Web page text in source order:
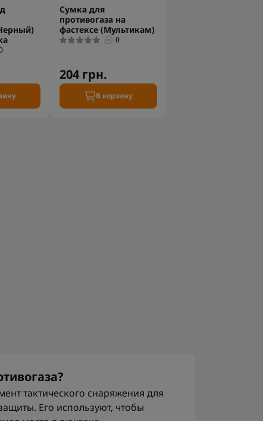
Сумка для
противогаза на
фастексе (Мультикам)
0
204 грн.
В корзину
тактического снаряжения для
Его используют, чтобы